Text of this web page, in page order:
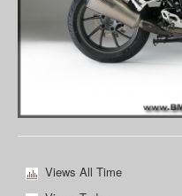
Views All Time